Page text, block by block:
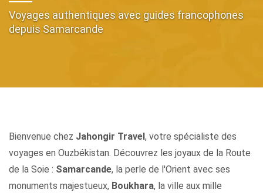
Voyages authentiques avec guides francophones
depuis Samarcande
Bienvenue chez Jahongir Travel, votre spécialiste des
voyages en Ouzbékistan. Découvrez les joyaux de la Route
de la Soie : Samarcande, la perle de l'Orient avec ses
monuments majestueux, Boukhara, la ville aux mille